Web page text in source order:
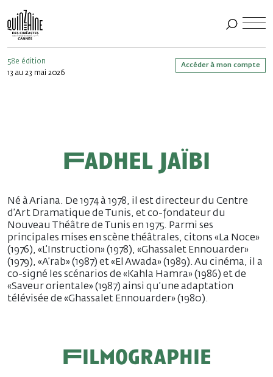
58e édition
13 au 23 mai 2026
Accéder à mon compte
Fadhel Jaïbi
Né à Ariana. De 1974 à 1978, il est directeur du Centre
d’Art Dramatique de Tunis, et co-fondateur du
Nouveau Théâtre de Tunis en 1975. Parmi ses
principales mises en scène théâtrales, citons «La Noce»
(1976), «L’Instruction» (1978), «Ghassalet Ennouarder»
(1979), «A’rab» (1987) et «El Awada» (1989). Au cinéma, il a
co-signé les scénarios de «Kahla Hamra» (1986) et de
«Saveur orientale» (1987) ainsi qu’une adaptation
télévisée de «Ghassalet Ennouarder» (1980).
Filmographie